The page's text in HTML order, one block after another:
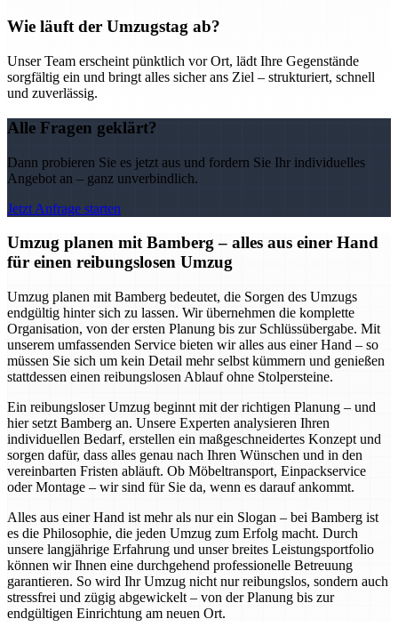
Wie läuft der Umzugstag ab?
Unser Team erscheint pünktlich vor Ort, lädt Ihre Gegenstände
sorgfältig ein und bringt alles sicher ans Ziel – strukturiert, schnell
und zuverlässig.
Alle Fragen geklärt?
Dann probieren Sie es jetzt aus und fordern Sie Ihr individuelles
Angebot an – ganz unverbindlich.
Jetzt Anfrage starten
Umzug planen mit Bamberg – alles aus einer Hand
für einen reibungslosen Umzug
Umzug planen mit Bamberg bedeutet, die Sorgen des Umzugs
endgültig hinter sich zu lassen. Wir übernehmen die komplette
Organisation, von der ersten Planung bis zur Schlüssübergabe. Mit
unserem umfassenden Service bieten wir alles aus einer Hand – so
müssen Sie sich um kein Detail mehr selbst kümmern und genießen
stattdessen einen reibungslosen Ablauf ohne Stolpersteine.
Ein reibungsloser Umzug beginnt mit der richtigen Planung – und
hier setzt Bamberg an. Unsere Experten analysieren Ihren
individuellen Bedarf, erstellen ein maßgeschneidertes Konzept und
sorgen dafür, dass alles genau nach Ihren Wünschen und in den
vereinbarten Fristen abläuft. Ob Möbeltransport, Einpackservice
oder Montage – wir sind für Sie da, wenn es darauf ankommt.
Alles aus einer Hand ist mehr als nur ein Slogan – bei Bamberg ist
es die Philosophie, die jeden Umzug zum Erfolg macht. Durch
unsere langjährige Erfahrung und unser breites Leistungsportfolio
können wir Ihnen eine durchgehend professionelle Betreuung
garantieren. So wird Ihr Umzug nicht nur reibungslos, sondern auch
stressfrei und zügig abgewickelt – von der Planung bis zur
endgültigen Einrichtung am neuen Ort.